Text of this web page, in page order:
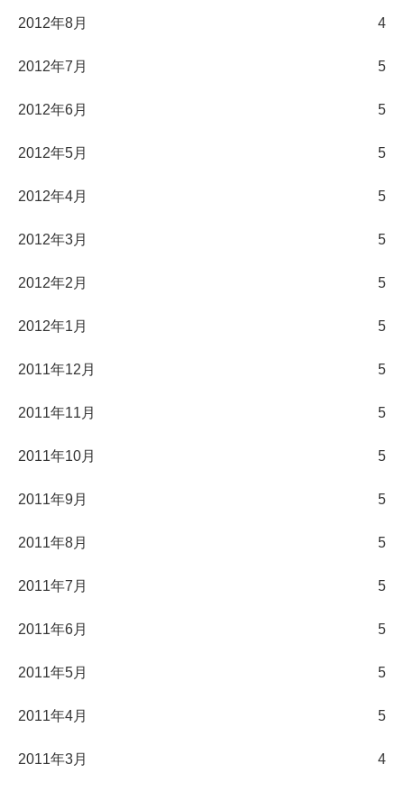
2012年8月 4
2012年7月 5
2012年6月 5
2012年5月 5
2012年4月 5
2012年3月 5
2012年2月 5
2012年1月 5
2011年12月 5
2011年11月 5
2011年10月 5
2011年9月 5
2011年8月 5
2011年7月 5
2011年6月 5
2011年5月 5
2011年4月 5
2011年3月 4